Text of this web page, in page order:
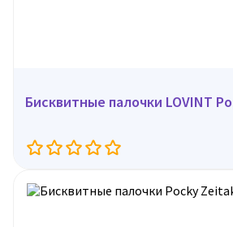
Бисквитные палочки LOVINT